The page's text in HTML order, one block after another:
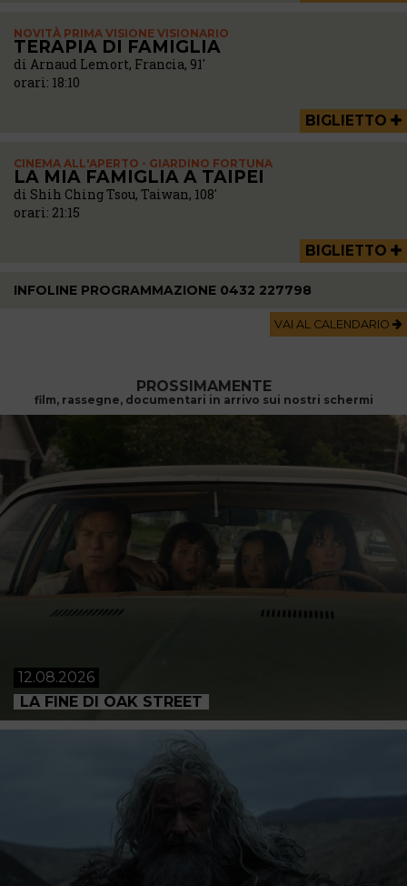
NOVITÀ PRIMA VISIONE VISIONARIO
TERAPIA DI FAMIGLIA
di Arnaud Lemort, Francia, 91'
orari: 18:10
BIGLIETTO
CINEMA ALL'APERTO - GIARDINO FORTUNA
LA MIA FAMIGLIA A TAIPEI
di Shih Ching Tsou, Taiwan, 108'
orari: 21:15
BIGLIETTO
INFOLINE PROGRAMMAZIONE 0432 227798
VAI AL CALENDARIO
PROSSIMAMENTE
film, rassegne, documentari in arrivo sui nostri schermi
12.08.2026
LA FINE DI OAK STREET